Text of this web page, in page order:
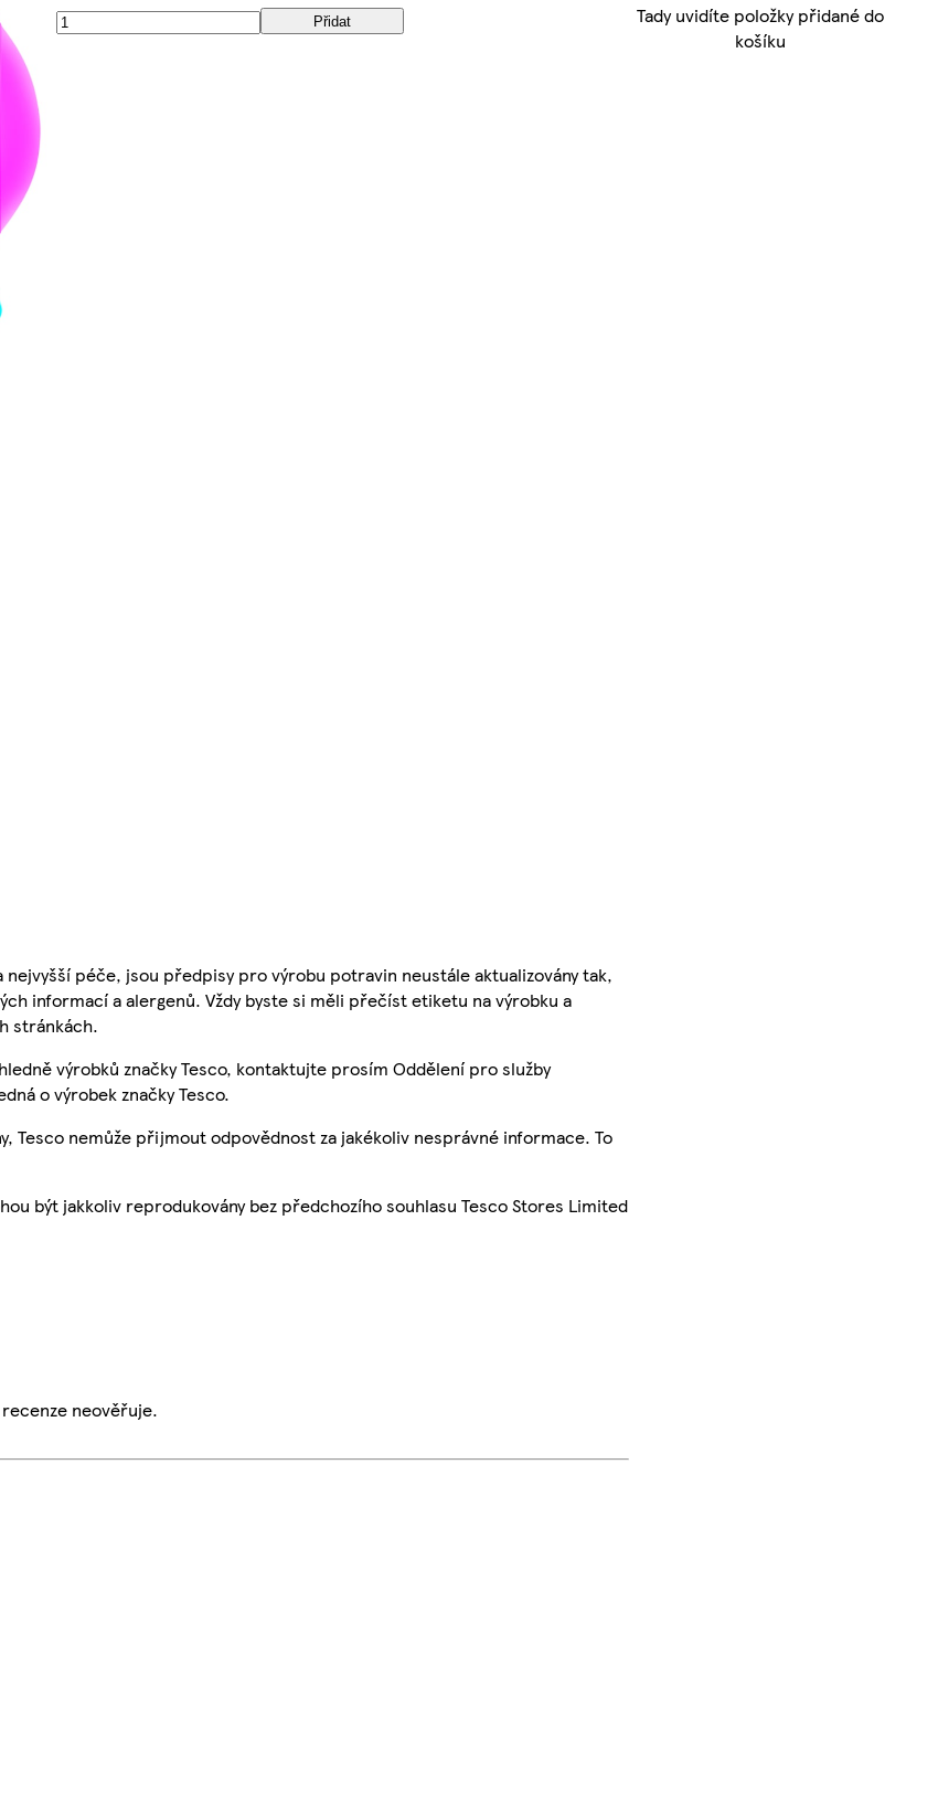
Přidat
péče, jsou předpisy pro výrobu potravin neustále aktualizovány tak,
informací a alergenů. Vždy byste si měli přečíst etiketu na výrobku a
stránkách.
výrobků značky Tesco, kontaktujte prosím Oddělení pro služby
o výrobek značky Tesco.
Tesco nemůže přijmout odpovědnost za jakékoliv nesprávné informace. To
být jakkoliv reprodukovány bez předchozího souhlasu Tesco Stores Limited
neověřuje.
Tady uvidíte položky přidané do
košíku